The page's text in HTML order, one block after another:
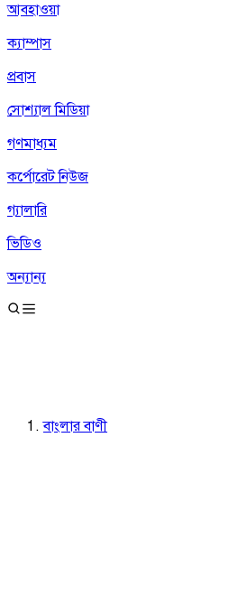
আবহাওয়া
ক্যাম্পাস
প্রবাস
সোশ্যাল মিডিয়া
গণমাধ্যম
কর্পোরেট নিউজ
গ্যালারি
ভিডিও
অন্যান্য
বাংলার বাণী